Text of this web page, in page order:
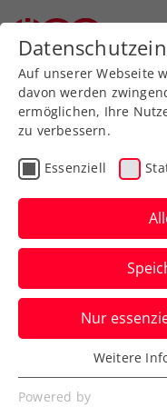
News filtern
Auf unserer Webseite
davon werden
ermöglichen, Ihre
zu verbessern.
Essenziell
Nur
Essenziell
Essenzielle Cookies
Weitere
Powered by